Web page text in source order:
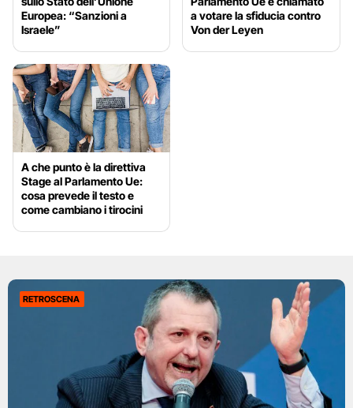
Europea: “Sanzioni a
Israele”
a votare la sfiducia contro
Von der Leyen
A che punto è la direttiva
Stage al Parlamento Ue:
cosa prevede il testo e
come cambiano i tirocini
RETROSCENA